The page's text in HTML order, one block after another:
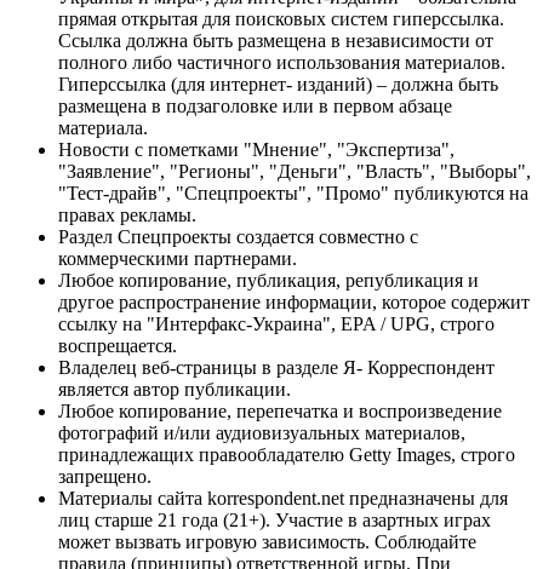
прямая открытая для поисковых систем гиперссылка.
Ссылка должна быть размещена в независимости от
полного либо частичного использования материалов.
Гиперссылка (для интернет- изданий) – должна быть
размещена в подзаголовке или в первом абзаце
материала.
Новости с пометками "Мнение", "Экспертиза",
"Заявление", "Регионы", "Деньги", "Власть", "Выборы",
"Тест-драйв", "Спецпроекты", "Промо" публикуются на
правах рекламы.
Раздел Спецпроекты создается совместно с
коммерческими партнерами.
Любое копирование, публикация, републикация и
другое распространение информации, которое содержит
ссылку на "Интерфакс-Украина", EPA / UPG, строго
воспрещается.
Владелец веб-страницы в разделе Я- Корреспондент
является автор публикации.
Любое копирование, перепечатка и воспроизведение
фотографий и/или аудиовизуальных материалов,
принадлежащих правообладателю Getty Images, строго
запрещено.
Материалы сайта korrespondent.net предназначены для
лиц старше 21 года (21+). Участие в азартных играх
может вызвать игровую зависимость. Соблюдайте
правила (принципы) ответственной игры. При